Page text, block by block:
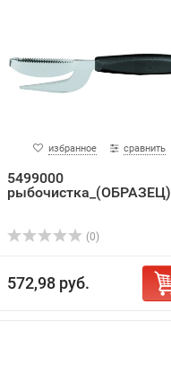
избранное сравнить
5499000
рыбочистка_(ОБРАЗЕЦ)
(0)
572,98 руб.